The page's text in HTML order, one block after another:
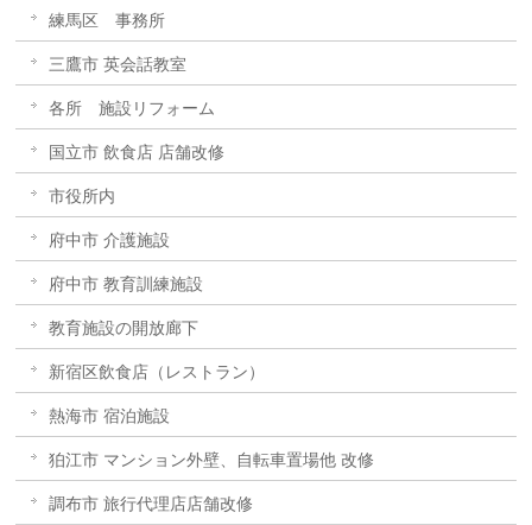
練馬区 事務所
三鷹市 英会話教室
各所 施設リフォーム
国立市 飲食店 店舗改修
市役所内
府中市 介護施設
府中市 教育訓練施設
教育施設の開放廊下
新宿区飲食店（レストラン）
熱海市 宿泊施設
狛江市 マンション外壁、自転車置場他 改修
調布市 旅行代理店店舗改修